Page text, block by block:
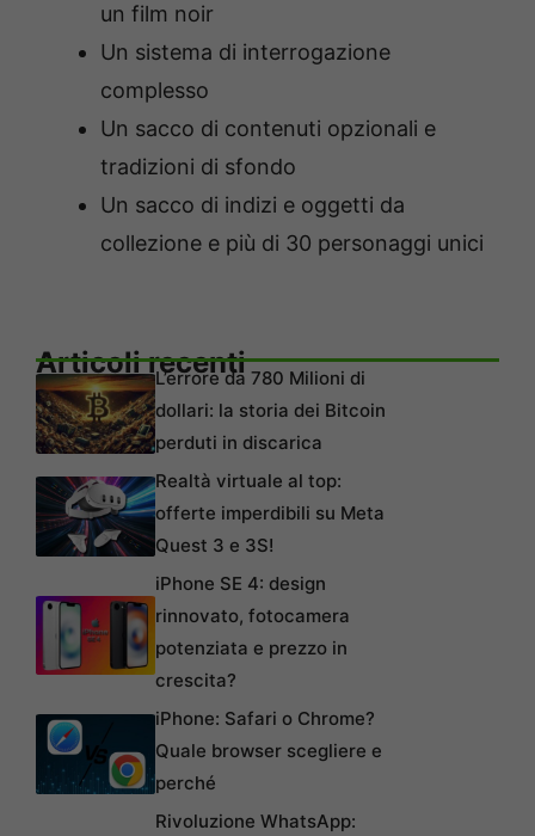
un film noir
Un sistema di interrogazione
complesso
Un sacco di contenuti opzionali e
tradizioni di sfondo
Un sacco di indizi e oggetti da
collezione e più di 30 personaggi unici
Articoli recentiL’errore da 780 Milioni di
dollari: la storia dei Bitcoin
perduti in discarica
Realtà virtuale al top:
offerte imperdibili su Meta
Quest 3 e 3S!
iPhone SE 4: design
rinnovato, fotocamera
potenziata e prezzo in
crescita?
iPhone: Safari o Chrome?
Quale browser scegliere e
perché
Rivoluzione WhatsApp: